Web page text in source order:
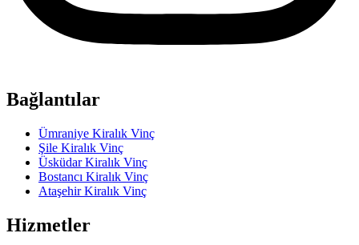
Bağlantılar
Ümraniye Kiralık Vinç
Şile Kiralık Vinç
Üsküdar Kiralık Vinç
Bostancı Kiralık Vinç
Ataşehir Kiralık Vinç
Hizmetler